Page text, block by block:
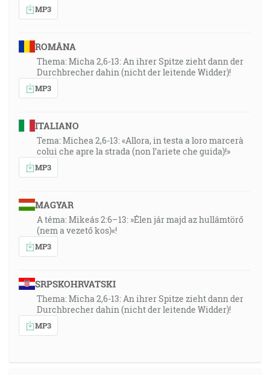
MP3
ROMÂNA
Thema: Micha 2,6-13: An ihrer Spitze zieht dann der
Durchbrecher dahin (nicht der leitende Widder)!
MP3
ITALIANO
Tema: Michea 2,6-13: «Allora, in testa a loro marcerà
colui che apre la strada (non l’ariete che guida)!»
MP3
MAGYAR
A téma: Mikeás 2:6–13: »Élen jár majd az hullámtörő
(nem a vezető kos)«!
MP3
SRPSKOHRVATSKI
Thema: Micha 2,6-13: An ihrer Spitze zieht dann der
Durchbrecher dahin (nicht der leitende Widder)!
MP3